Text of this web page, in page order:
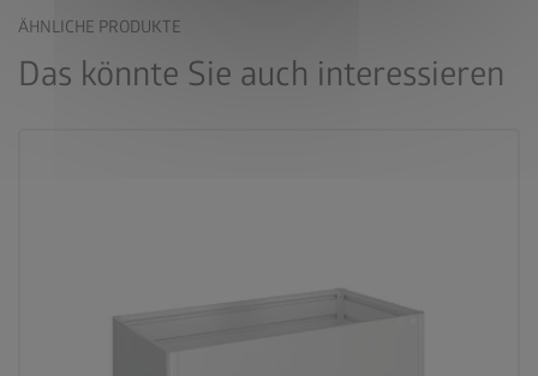
ÄHNLICHE PRODUKTE
Das könnte Sie auch interessieren